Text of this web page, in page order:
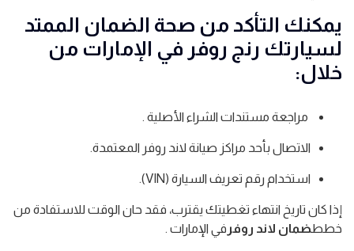
يمكنك التأكد من صحة الضمان الممتد
لسيارتك رنج روفر في الإمارات من
خلال:
مراجعة مستندات الشراء الأصلية .
الاتصال بأحد مراكز صيانة لاند روفر المعتمدة.
استخدام رقم تعريف السيارة (VIN).
إذا كان تاريخ انتهاء تغطيتك يقترب، فقد حان الوقت للاستفادة من
خططضمان لاند روفر في الإمارات .